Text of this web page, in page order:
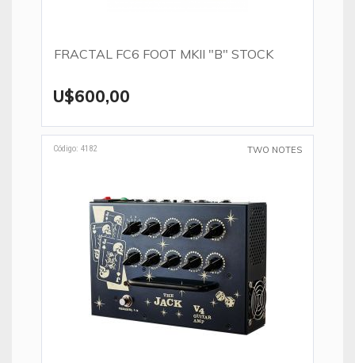
FRACTAL FC6 FOOT MKII "B" STOCK
U$600,00
Código: 4182 TWO NOTES